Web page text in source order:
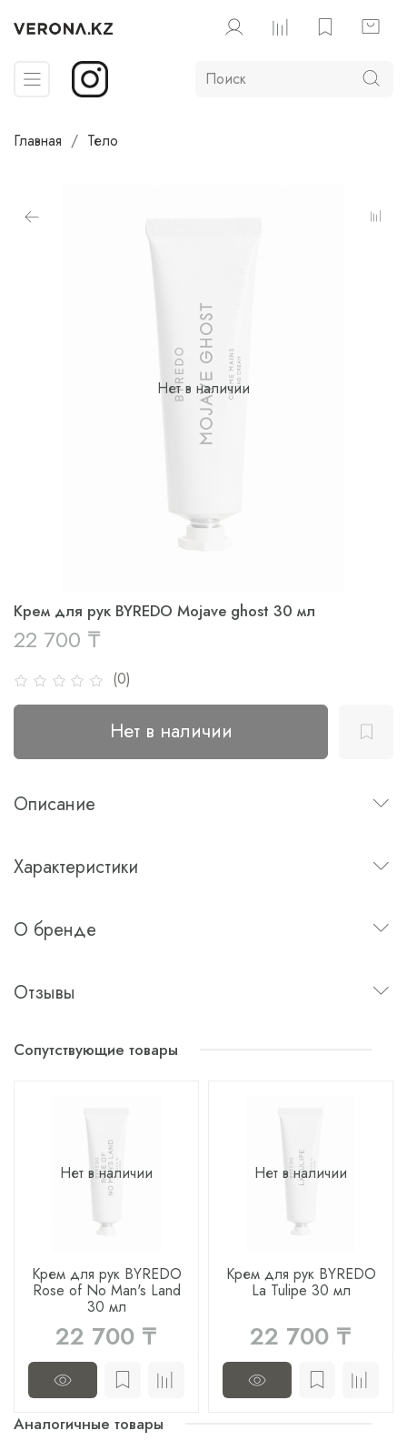
Главная Тело
Нет в наличии
(0)
Крем для рук BYREDO Mojave ghost 30 мл
22 700 ₸
Нет в наличии
Описание
Характеристики
О бренде
Отзывы
Сопутствующие товары
Нет в наличии
Крем для рук BYREDO
Rose of No Man's Land
30 мл
22 700 ₸
Нет в наличии
Крем для рук BYREDO
La Tulipe 30 мл
22 700 ₸
Аналогичные товары